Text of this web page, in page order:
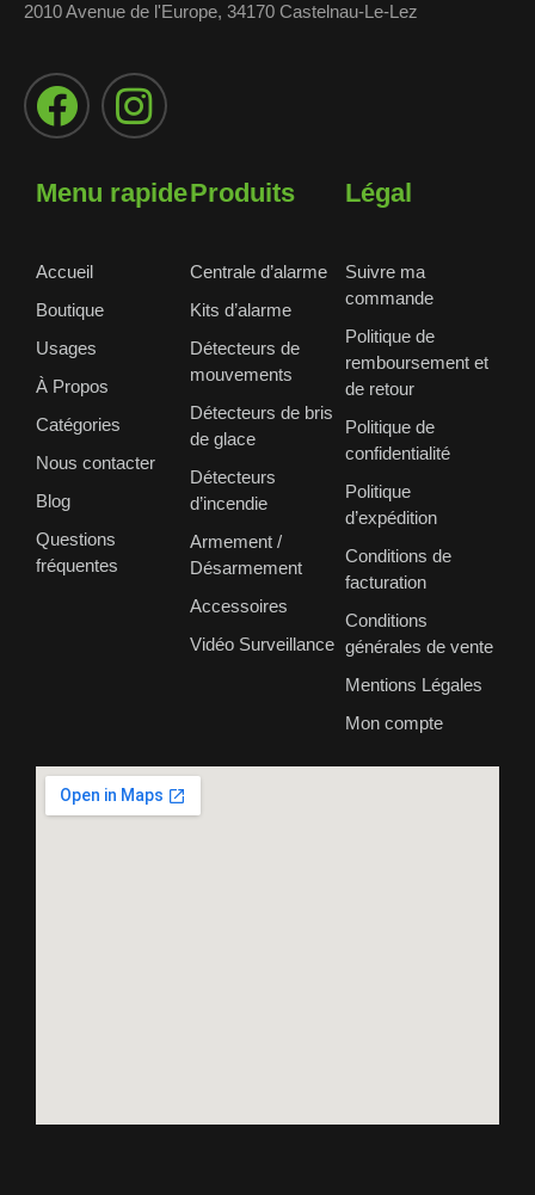
2010 Avenue de l'Europe, 34170 Castelnau-Le-Lez
Menu rapide
Accueil
Boutique
Usages
À Propos
Catégories
Nous contacter
Blog
Questions
fréquentes
Produits
Centrale d’alarme
Kits d’alarme
Détecteurs de
mouvements
Détecteurs de bris
de glace
Détecteurs
d’incendie
Armement /
Désarmement
Accessoires
Vidéo Surveillance
Légal
Suivre ma
commande
Politique de
remboursement et
de retour
Politique de
confidentialité
Politique
d’expédition
Conditions de
facturation
Conditions
générales de vente
Mentions Légales
Mon compte